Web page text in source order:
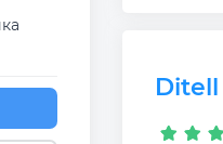
Ditell